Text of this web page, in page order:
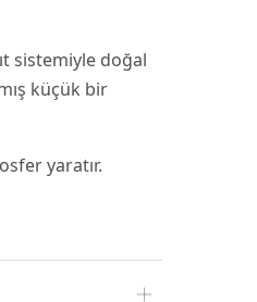
sistemiyle doğal
küçük bir
yaratır.